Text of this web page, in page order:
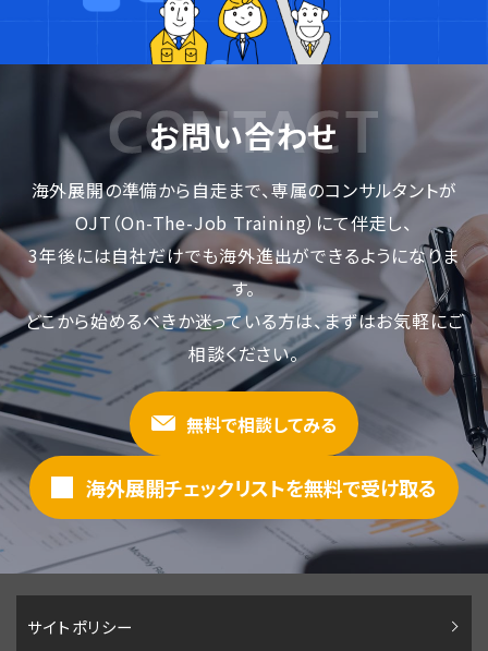
お問い合わせ
海外展開の準備から自走まで、専属のコンサルタントが
OJT（On-The-Job Training）にて伴走し、
3年後には自社だけでも海外進出ができるようになりま
す。
どこから始めるべきか迷っている方は、まずはお気軽にご
相談ください。
無料で相談してみる
海外展開チェックリストを無料で受け取る
サイトポリシー